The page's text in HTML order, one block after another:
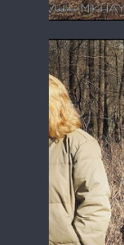
Урновый